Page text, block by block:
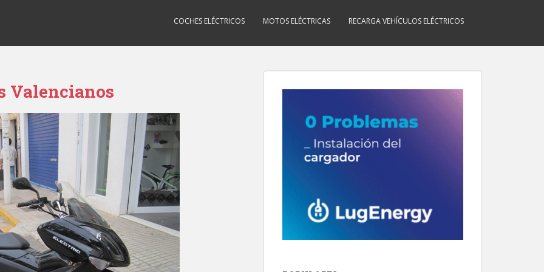
COCHES ELÉCTRICOS MOTOS ELÉCTRICAS RECARGA VEHÍCULOS ELÉCTRICOS
Valencianos